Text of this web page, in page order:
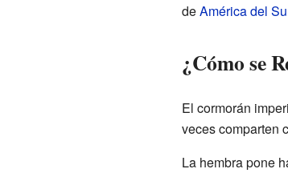
deAmérica del
¿Cómo se
El cormorán
veces comparten
La hembra pone